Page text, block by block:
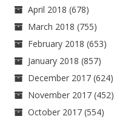
April 2018 (678)
March 2018 (755)
February 2018 (653)
January 2018 (857)
December 2017 (624)
November 2017 (452)
October 2017 (554)